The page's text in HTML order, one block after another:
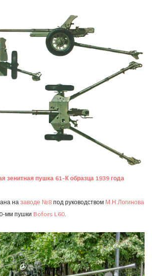
зенитная пушка 61-К образца 1939 года
на заводе №8 под руководством М.Н.Логинова
мм пушки Bofors L60